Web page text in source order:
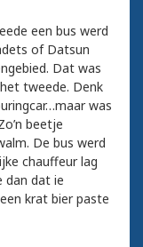
een bus werd
of Datsun
Dat was
tweede. Denk
was
beetje
De bus werd
chauffeur lag
dan dat ie
krat bier paste